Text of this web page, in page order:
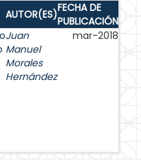
AUTOR(ES)FECHA DE
PUBLICACIÓN
Juan
Manuel
Morales
Hernández
mar-2018